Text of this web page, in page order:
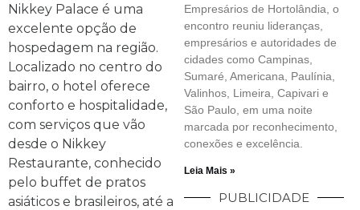
Nikkey Palace é uma
excelente opção de
hospedagem na região.
Localizado no centro do
bairro, o hotel oferece
conforto e hospitalidade,
com serviços que vão
desde o Nikkey
Restaurante, conhecido
pelo buffet de pratos
asiáticos e brasileiros, até a
Empresários de Hortolândia, o
encontro reuniu lideranças,
empresários e autoridades de
cidades como Campinas,
Sumaré, Americana, Paulínia,
Valinhos, Limeira, Capivari e
São Paulo, em uma noite
marcada por reconhecimento,
conexões e excelência.
Leia Mais »
PUBLICIDADE